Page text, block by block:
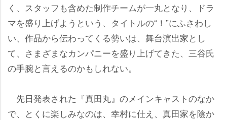
く、スタッフも含めた制作チームが一丸となり、ドラ
マを盛り上げようという、タイトルの“！”にふさわし
い、作品から伝わってくる勢いは、舞台演出家とし
て、さまざまなカンパニーを盛り上げてきた、三谷氏
の手腕と言えるのかもしれない。
先日発表された『真田丸』のメインキャストのなか
で、とくに楽しみなのは、幸村に仕え、真田家を陰か